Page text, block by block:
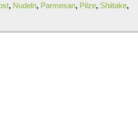
, Nudeln, Parmesan, Pilze, Shiitake,